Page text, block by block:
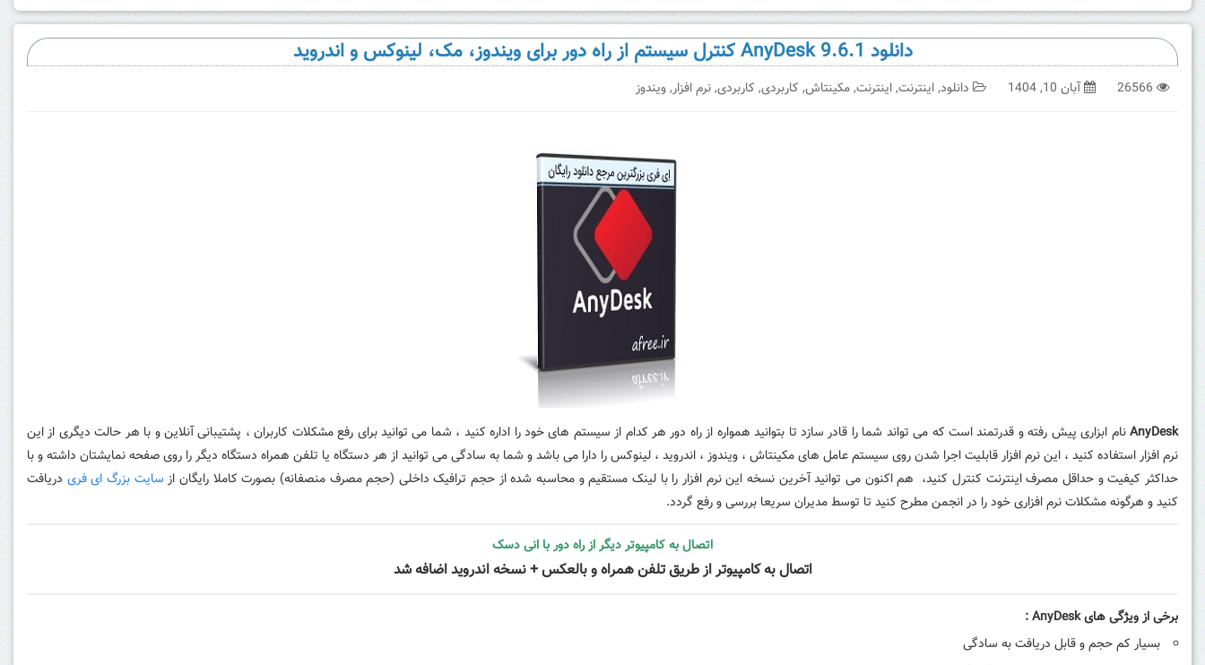
دانلود AnyDesk 9.6.1 کنترل سیستم از راه دور برای ویندوز، مک، لینوکس و اندروید
26566 آبان 10, 1404 دانلود,اینترنت,اینترنت,مکینتاش, کاربردی, کاربردی,نرم افزار,ویندوز
AnyDeskنام ابزاری پیش رفته و قدرتمند است که می تواند شما را قادر سازد تا بتوانید همواره از راه دور هر کدام از سیستم های خود را اداره کنید ، شما می توانید برای رفع مشکلات کاربران ، پشتیبانی آنلاین و با هر حالت دیگری از این
نرم افزار استفاده کنید ، این نرم افزار قابلیت اجرا شدن روی سیستم عامل های مکینتاش ، ویندوز ، اندروید ، لینوکس را دارا می باشد و شما به سادگی می توانید از هر دستگاه یا تلفن همراه دستگاه دیگر را روی صفحه نمایشتان داشته و با
حداکثر کیفیت و حداقل مصرف اینترنت کنترل کنید، هم اکنون می توانید آخرین نسخه این نرم افزار را با لینک مستقیم و محاسبه شده از حجم ترافیک داخلی (حجم مصرف منصفانه) بصورت کاملا رایگان از سایت بزرگ ای فری دریافت
کنید و هرگونه مشکلات نرم افزاری خود را در انجمن مطرح کنید تا توسط مدیران سریعا بررسی و رفع گردد.
اتصال به کامپیوتر دیگر از راه دور با انی دسک
اتصال به کامپیوتر از طریق تلفن همراه و بالعکس + نسخه اندروید اضافه شد
برخی از ویژگی هایAnyDesk
:
بسیار کم حجم و قابل دریافت به سادگی